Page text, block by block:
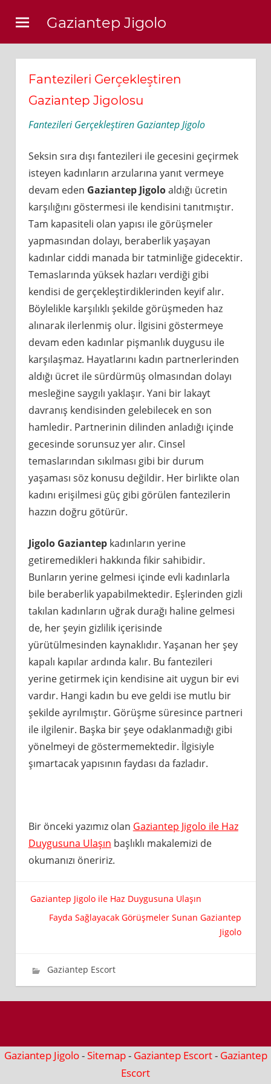
content
Gaziantep Jigolo
Fantezileri Gerçekleştiren
Gaziantep Jigolosu
Fantezileri Gerçekleştiren Gaziantep Jigolo
Seksin sıra dışı fantezileri ile gecesini geçirmek
isteyen kadınların arzularına yanıt vermeye
devam eden Gaziantep Jigoloaldığı ücretin
karşılığını göstermesi ile kendisini tanıtmıştır.
Tam kapasiteli olan yapısı ile görüşmeler
yapmasından dolayı, beraberlik yaşayan
kadınlar ciddi manada bir tatminliğe gidecektir.
Temaslarında yüksek hazları verdiği gibi
kendisi de gerçekleştirdiklerinden keyif alır.
Böylelikle karşılıklı şekilde görüşmeden haz
alınarak ilerlenmiş olur. İlgisini göstermeye
devam eden kadınlar pişmanlık duygusu ile
karşılaşmaz. Hayatlarını kadın partnerlerinden
aldığı ücret ile sürdürmüş olmasından dolayı
mesleğine saygılı yaklaşır. Yani bir lakayt
davranış kendisinden gelebilecek en son
hamledir. Partnerinin dilinden anladığı içinde
gecesinde sorunsuz yer alır. Cinsel
temaslarından sıkılması gibi bir durum
yaşaması söz konusu değildir. Her birlikte olan
kadını erişilmesi güç gibi görülen fantezilerin
hazzın doğru götürür.
Jigolo Gaziantep kadınların yerine
getiremedikleri hakkında fikir sahibidir.
Bunların yerine gelmesi içinde evli kadınlarla
bile beraberlik yapabilmektedir. Eşlerinden gizli
takılan kadınların uğrak durağı haline gelmesi
de, her şeyin gizlilik içerisinde
yürütülmesinden kaynaklıdır. Yaşanan her şey
kapalı kapılar ardında kalır. Bu fantezileri
yerine getirmek için kendisine ait uygun bir evi
vardır. Hangi kadın bu eve geldi ise mutlu bir
şekilde ayrılmıştır. Görüşme süresince partneri
ile ilgilenir. Başka bir şeye odaklanmadığı gibi
yönelmeyi de göstermemektedir. İlgisiyle
şımartacak yapısının faydası da fazladır.
Bir önceki yazımız olan Gaziantep Jigolo ile Haz
Duygusuna Ulaşın başlıklı makalemizi de
okumanızı öneririz.
Yazı
gezinmesi
Gaziantep Jigolo ile Haz Duygusuna Ulaşın
Fayda Sağlayacak Görüşmeler Sunan Gaziantep
Jigolo
16 Mayıs 2019
wpadmin_98ff21
Gaziantep Escort
Gaziantep Jigolo-Sitemap- Gaziantep Escort- Gaziantep
Escort